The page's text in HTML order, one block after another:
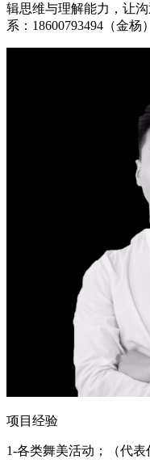
辑思维与理解能力，让
系：18600793494（金杨
项目经验
1-各类舞美活动；（代表